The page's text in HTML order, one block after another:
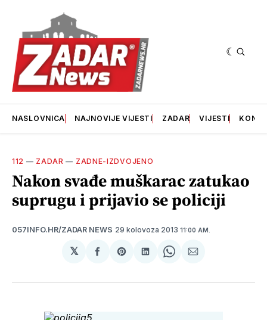
NASLOVNICA NAJNOVIJE VIJESTI ZADAR VIJESTI
112 — ZADAR — ZADNE-IZDVOJENO
Nakon svađe muškarac zatukao
suprugu i prijavio se policiji
057INFO.HR/ZADAR NEWS 29 kolovoza 2013 11:00 AM.
𝕏
podijeliSharepodijeliSharepodijeli